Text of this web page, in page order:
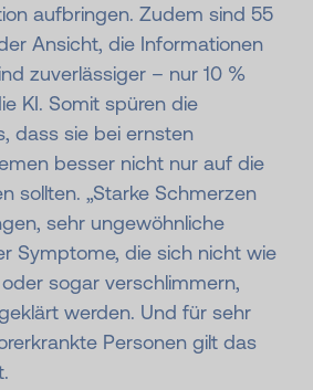
aufbringen. Zudem sind 55
Ansicht, die Informationen
zuverlässiger – nur 10 %
KI. Somit spüren die
dass sie bei ernsten
besser nicht nur auf die
sollten. „Starke Schmerzen
sehr ungewöhnliche
Symptome, die sich nicht wie
sogar verschlimmern,
werden. Und für sehr
Personen gilt das